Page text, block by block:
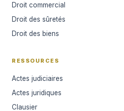
Droit commercial
Droit des sûretés
Droit des biens
RESSOURCES
Actes judiciaires
Actes juridiques
Clausier